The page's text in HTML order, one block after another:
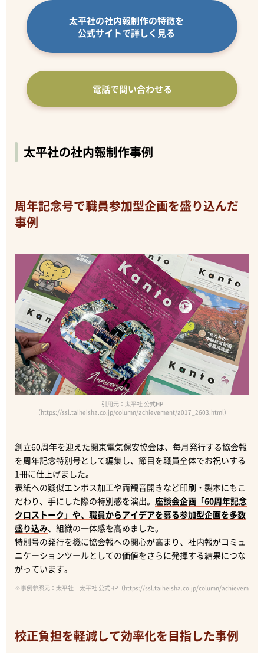
太平社の社内報制作の特徴を
公式サイトで詳しく見る
電話で問い合わせる
太平社の社内報制作事例
周年記念号で職員参加型企画を盛り込んだ
事例
引用元：太平社 公式HP
（https://ssl.taiheisha.co.jp/column/achievement/a017_2603.html）
創立60周年を迎えた関東電気保安協会は、毎月発行する協会報
を周年記念特別号として編集し、節目を職員全体でお祝いする
1冊に仕上げました。
表紙への疑似エンボス加工や両観音開きなど印刷・製本にもこ
だわり、手にした際の特別感を演出。 座談会企画「60周年記念
クロストーク」や、職員からアイデアを募る参加型企画を多数
盛り込み、組織の一体感を高めました。
特別号の発行を機に協会報への関心が高まり、社内報がコミュ
ニケーションツールとしての価値をさらに発揮する結果につな
がっています。
※事例参照元：太平社 太平社 公式HP（https://ssl.taiheisha.co.jp/column/achievement/
校正負担を軽減して効率化を目指した事例